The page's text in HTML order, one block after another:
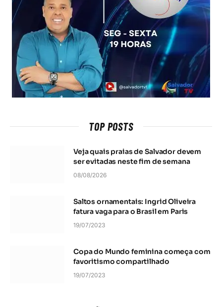
TOP POSTS
Veja quais praias de Salvador devem
ser evitadas neste fim de semana
08/08/2026
Saltos ornamentais: Ingrid Oliveira
fatura vaga para o Brasil em Paris
19/07/2023
Copa do Mundo feminina começa com
favoritismo compartilhado
19/07/2023